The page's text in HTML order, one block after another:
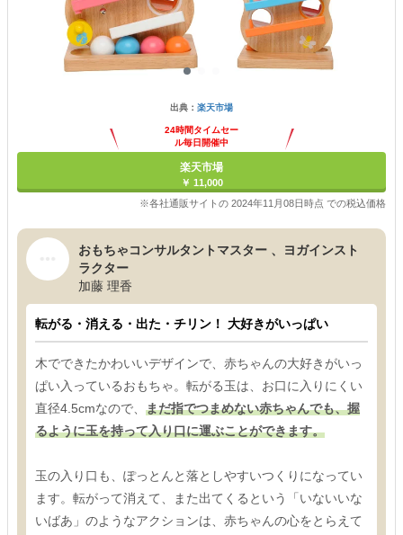
出典： 楽天市場
24時間タイムセー
ル毎日開催中
楽天市場
￥ 11,000
※各社通販サイトの 2024年11月08日時点 での税込価格
おもちゃコンサルタントマスター 、ヨガインスト
ラクター
加藤 理香
転がる・消える・出た・チリン！ 大好きがいっぱい
木でできたかわいいデザインで、赤ちゃんの大好きがいっ
ぱい入っているおもちゃ。転がる玉は、お口に入りにくい
直径4.5cmなので、 まだ指でつまめない赤ちゃんでも、握
るように玉を持って入り口に運ぶことができます。
玉の入り口も、ぽっとんと落としやすいつくりになってい
ます。転がって消えて、また出てくるという「いないいな
いばあ」のようなアクションは、赤ちゃんの心をとらえて